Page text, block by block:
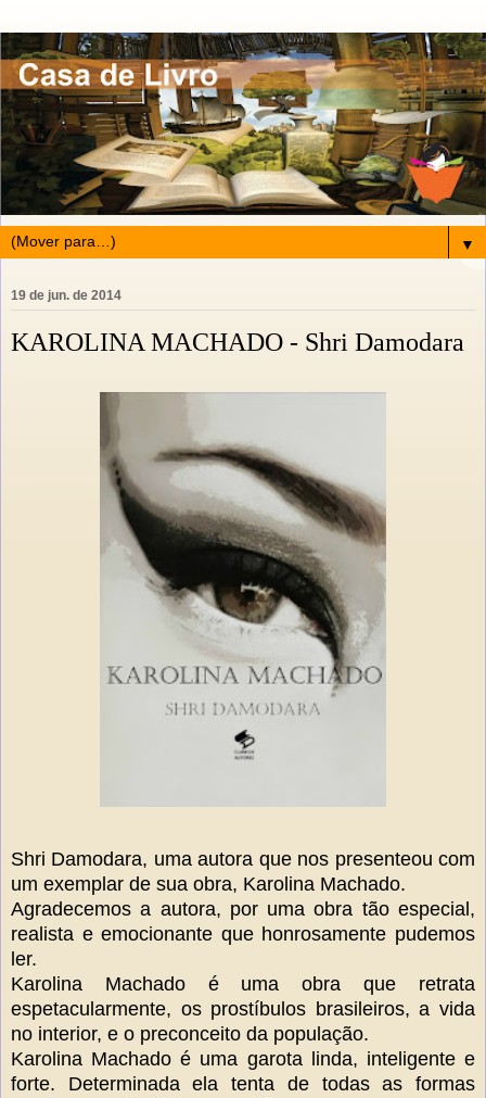
▼
19 de jun. de 2014
KAROLINA MACHADO - Shri Damodara
Shri Damodara, uma autora que nos presenteou com
um exemplar de sua obra, Karolina Machado.
Agradecemos a autora, por uma obra tão especial,
realista e emocionante que honrosamente pudemos
ler.
Karolina Machado é uma obra que retrata
espetacularmente, os prostíbulos brasileiros, a vida
no interior, e o preconceito da população.
Karolina Machado é uma garota linda, inteligente e
forte. Determinada ela tenta de todas as formas